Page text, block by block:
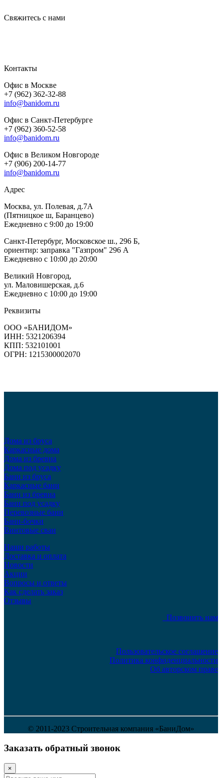
Свяжитесь с нами
Контакты
Офис в Москве
+7 (962) 362-32-88
info@banidom.ru
Офис в Санкт-Петербурге
+7 (962) 360-52-58
info@banidom.ru
Офис в Великом Новгороде
+7 (906) 200-14-77
info@banidom.ru
Адрес
Москва, ул. Полевая, д.7А
(Пятницкое ш, Баранцево)
Ежедневно с 9:00 до 19:00
Санкт-Петербург, Московское ш., 296 Б,
ориентир: заправка "Газпром" 296 А
Ежедневно с 10:00 до 20:00
Великий Новгород,
ул. Маловишерская, д.6
Ежедневно с 10:00 до 19:00
Реквизиты
ООО «БАНИДОМ»
ИНН: 5321206394
КПП: 532101001
ОГРН: 1215300002070
Дома из бруса
Каркасные дома
Дома из бревна
Дома под усадку
Бани из бруса
Каркасные бани
Бани из бревна
Бани под усадку
Перевозные бани
Бани-бочки
Винтовые сваи
Наши работы
Доставка и оплата
Новости
Акции
Вопросы и ответы
Как сделать заказ
Отзывы
Позвонить нам
Пользовательское соглашение
Политика конфиденциальности
Об авторском праве
© 2011-2023 Строительная компания «БаниДом»
Заказать обратный звонок
×